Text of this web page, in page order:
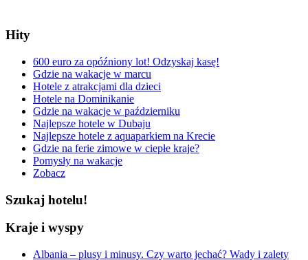
Hity
600 euro za opóźniony lot! Odzyskaj kasę!
Gdzie na wakacje w marcu
Hotele z atrakcjami dla dzieci
Hotele na Dominikanie
Gdzie na wakacje w październiku
Najlepsze hotele w Dubaju
Najlepsze hotele z aquaparkiem na Krecie
Gdzie na ferie zimowe w ciepłe kraje?
Pomysły na wakacje
Zobacz
Szukaj hotelu!
Kraje i wyspy
Albania – plusy i minusy. Czy warto jechać? Wady i zalety